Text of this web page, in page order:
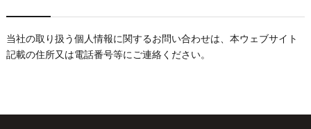
当社の取り扱う個人情報に関するお問い合わせは、本ウェブサイト
記載の住所又は電話番号等にご連絡ください。